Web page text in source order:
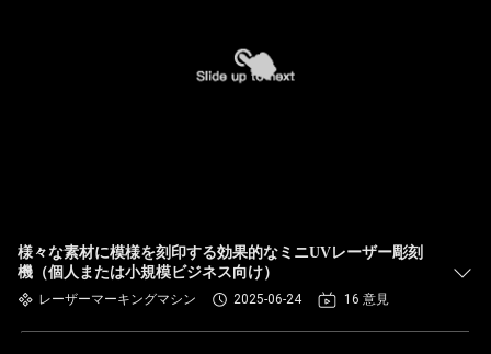
様々な素材に模様を刻印する効果的なミニUVレーザー彫刻
機（個人または小規模ビジネス向け）
レーザーマーキングマシン 2025-06-24 16 意見